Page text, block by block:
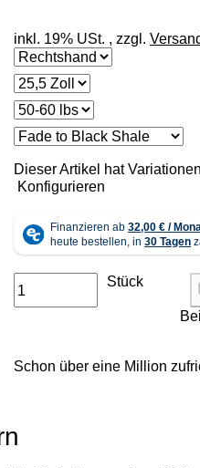
inkl. 19% USt. , zzgl.
xDieser Artikel hat
Konfigurieren
Stück
Schon über eine Million